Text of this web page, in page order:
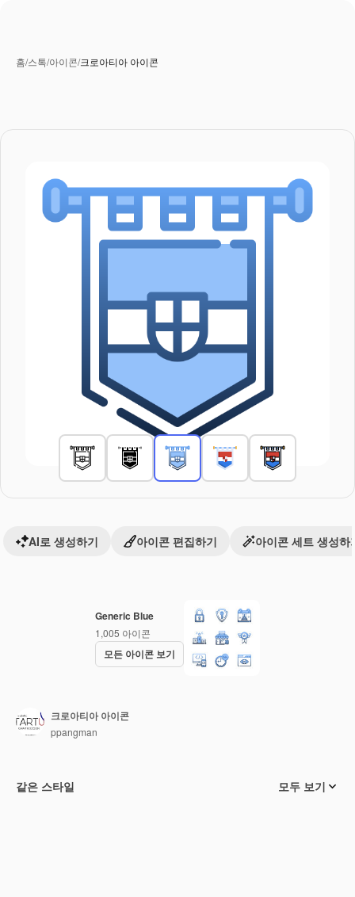
홈/스톡/아이콘/크로아티아 아이콘
Generic Blue
1,005 아이콘
모든 아이콘 보기
AI로 생성하기 아이콘 편집하기 아이콘 세트 생성하
크로아티아 아이콘
ppangman
같은 스타일 모두 보기